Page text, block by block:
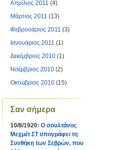
Απρίλιος 2011 (4)
Μάρτιος 2011 (13)
Φεβρουάριος 2011 (3)
Ιανουάριος 2011 (1)
Δεκέμβριος 2010 (1)
Νοέμβριος 2010 (2)
Οκτώβριος 2010 (15)
Σαν σήμερα
10/8/1920: Ο σουλτάνος
Μεχμέτ ΣΤ υπογράφει τη
Συνθήκη των Σεβρών, που